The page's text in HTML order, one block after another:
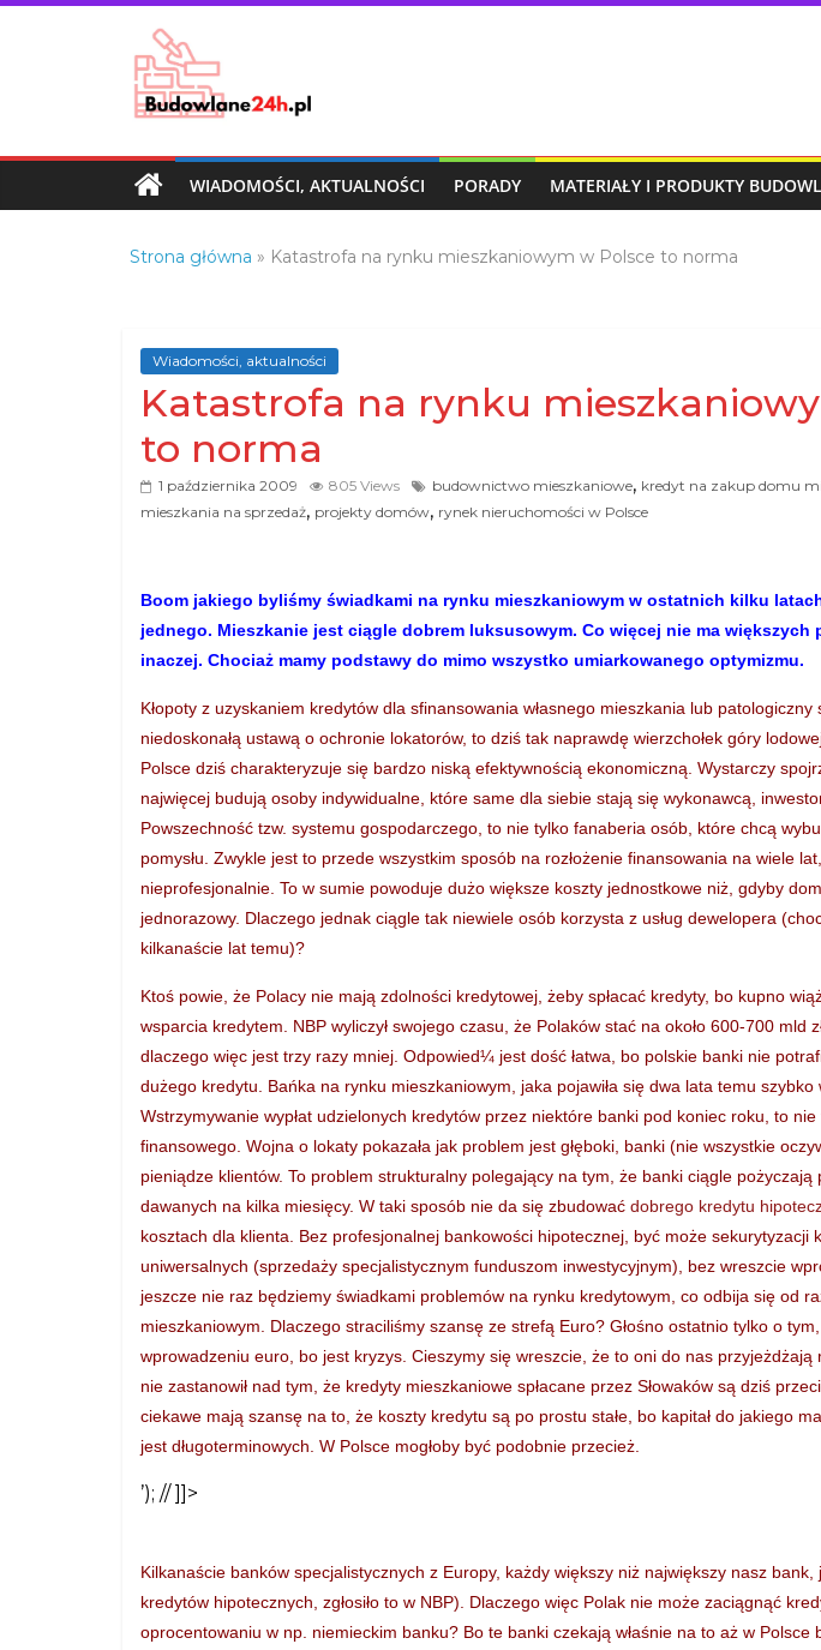
Skip
Budowlane24h.pl
portal
budowlany
Porady
branży
budowlanej
WIADOMOŚCI, AKTUALNOŚCI PORADY MATERIAŁY I PRODUKTY
Strona główna » Katastrofa na rynku mieszkaniowym w Polsce to norma
Wiadomości, aktualności
Katastrofa na rynku
to norma
1 października 2009 805 Views budownictwo mieszkaniowe, kredyt na zakup domu
mieszkania na sprzedaż, projekty domów, rynek nieruchomości w Polsce
Boom jakiego byliśmy świadkami na rynku mieszkaniowym w ostatnich kilku
jednego. Mieszkanie jest ciągle dobrem luksusowym. Co więcej nie ma większych
inaczej. Chociaż mamy podstawy do mimo wszystko umiarkowanego optymizmu.
Kłopoty z uzyskaniem kredytów dla sfinansowania własnego mieszkania lub
niedoskonałą ustawą o ochronie lokatorów, to dziś tak naprawdę wierzchołek góry
Polsce dziś charakteryzuje się bardzo niską efektywnością ekonomiczną. Wystarczy
najwięcej budują osoby indywidualne, które same dla siebie stają się wykonawcą,
Powszechność tzw. systemu gospodarczego, to nie tylko fanaberia osób, które chcą
pomysłu. Zwykle jest to przede wszystkim sposób na rozłożenie finansowania na wiele
nieprofesjonalnie. To w sumie powoduje dużo większe koszty jednostkowe niż, gdyby
jednorazowy. Dlaczego jednak ciągle tak niewiele osób korzysta z usług dewelopera
kilkanaście lat temu)?
Ktoś powie, że Polacy nie mają zdolności kredytowej, żeby spłacać kredyty, bo kupno
wsparcia kredytem. NBP wyliczył swojego czasu, że Polaków stać na około 600-700 mld
dlaczego więc jest trzy razy mniej. Odpowied¼ jest dość łatwa, bo polskie banki nie
dużego kredytu. Bańka na rynku mieszkaniowym, jaka pojawiła się dwa lata temu szybko
Wstrzymywanie wypłat udzielonych kredytów przez niektóre banki pod koniec roku, to
finansowego. Wojna o lokaty pokazała jak problem jest głęboki, banki (nie wszystkie
pieniądze klientów. To problem strukturalny polegający na tym, że banki ciągle
dawanych na kilka miesięcy. W taki sposób nie da się zbudować dobrego kredytu
kosztach dla klienta. Bez profesjonalnej bankowości hipotecznej, być może sekurytyzacji
uniwersalnych (sprzedaży specjalistycznym funduszom inwestycyjnym), bez wreszcie
jeszcze nie raz będziemy świadkami problemów na rynku kredytowym, co odbija się od
mieszkaniowym. Dlaczego straciliśmy szansę ze strefą Euro? Głośno ostatnio tylko o
wprowadzeniu euro, bo jest kryzys. Cieszymy się wreszcie, że to oni do nas przyjeżdżają
nie zastanowił nad tym, że kredyty mieszkaniowe spłacane przez Słowaków są dziś
ciekawe mają szansę na to, że koszty kredytu są po prostu stałe, bo kapitał do jakiego
jest długoterminowych. W Polsce mogłoby być podobnie przecież.
’); // ]]>
Kilkanaście banków specjalistycznych z Europy, każdy większy niż największy nasz bank,
kredytów hipotecznych, zgłosiło to w NBP). Dlaczego więc Polak nie może zaciągnąć
oprocentowaniu w np. niemieckim banku? Bo te banki czekają właśnie na to aż w Polsce